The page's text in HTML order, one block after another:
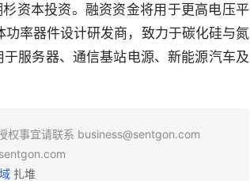
资本投资。融资资金将用于更高电压平
率器件设计研发商，致力于碳化硅与氮
服务器、通信基站电源、新能源汽车及
权事宜请联系 business@sentgon.com
扎堆